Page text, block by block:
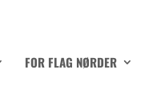
FOR FLAG NØRDER